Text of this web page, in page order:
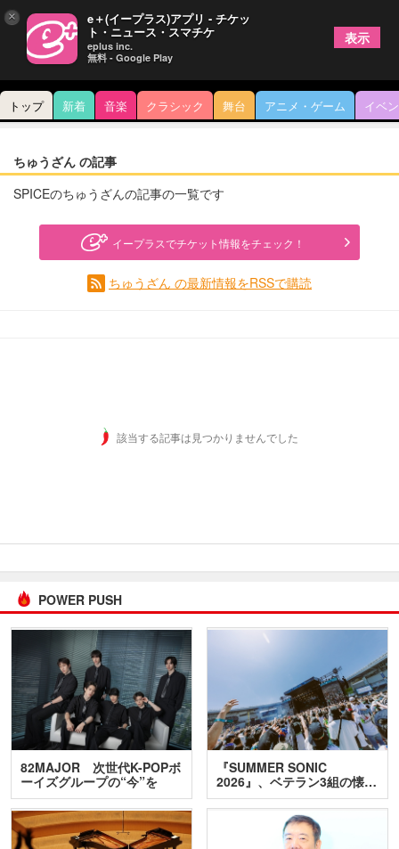
トップ 新着 音楽 クラシック 舞台 アニメ・ゲーム イベ
ちゅうざん の記事
SPICEのちゅうざんの記事の一覧です
イープラスでチケット情報をチェック！
ちゅうざん の最新情報をRSSで購読
該当する記事は見つかりませんでした
POWER PUSH
82MAJOR 次世代K-POPボ
ーイズグループの“今”を
訊…
『SUMMER SONIC
2026』、ベテラン3組の懐…
× e＋(イープラス)アプリ - チケッ
ト・ニュース・スマチケ
eplus inc.
無料 - Google Play
表示